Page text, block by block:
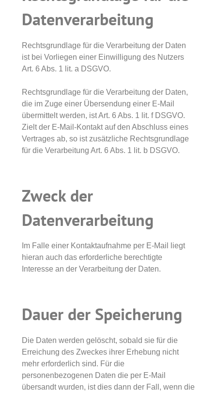
Datenverarbeitung
Rechtsgrundlage für die Verarbeitung der Daten
ist bei Vorliegen einer Einwilligung des Nutzers
Art. 6 Abs. 1 lit. a DSGVO.
Rechtsgrundlage für die Verarbeitung der Daten,
die im Zuge einer Übersendung einer E-Mail
übermittelt werden, ist Art. 6 Abs. 1 lit. f DSGVO.
Zielt der E-Mail-Kontakt auf den Abschluss eines
Vertrages ab, so ist zusätzliche Rechtsgrundlage
für die Verarbeitung Art. 6 Abs. 1 lit. b DSGVO.
Zweck der
Datenverarbeitung
Im Falle einer Kontaktaufnahme per E-Mail liegt
hieran auch das erforderliche berechtigte
Interesse an der Verarbeitung der Daten.
Dauer der Speicherung
Die Daten werden gelöscht, sobald sie für die
Erreichung des Zweckes ihrer Erhebung nicht
mehr erforderlich sind. Für die
personenbezogenen Daten die per E-Mail
übersandt wurden, ist dies dann der Fall, wenn die